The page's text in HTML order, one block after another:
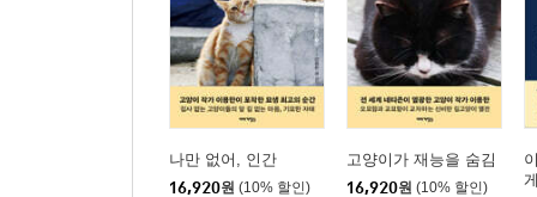
나만 없어, 인간
16,920원 (10% 할인)
고양이가 재능을 숨김
16,920원 (10% 할인)